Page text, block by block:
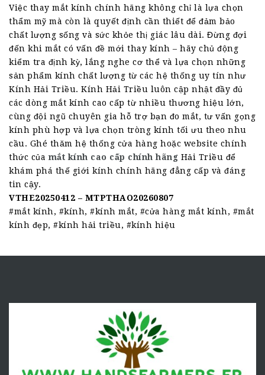
Việc thay mắt kính chính hãng không chỉ là lựa chọn
thẩm mỹ mà còn là quyết định cần thiết để đảm bảo
chất lượng sống và sức khỏe thị giác lâu dài. Đừng đợi
đến khi mắt có vấn đề mới thay kính – hãy chủ động
kiểm tra định kỳ, lắng nghe cơ thể và lựa chọn những
sản phẩm kính chất lượng từ các hệ thống uy tín như
Kính Hải Triều. Kính Hải Triều luôn cập nhật đầy đủ
các dòng mắt kính cao cấp từ nhiều thương hiệu lớn,
cùng đội ngũ chuyên gia hỗ trợ bạn đo mắt, tư vấn gọng
kính phù hợp và lựa chọn tròng kính tối ưu theo nhu
cầu. Ghé thăm hệ thống cửa hàng hoặc website chính
thức của mắt kính cao cấp chính hãng Hải Triều để
khám phá thế giới kính chính hãng đẳng cấp và đáng
tin cậy.
VTHE20250412 – MTPTHAO20260807
#mắt kính, #kính, #kính mắt, #cửa hàng mắt kính, #mắt
kính đẹp, #kính hải triều, #kính hiệu